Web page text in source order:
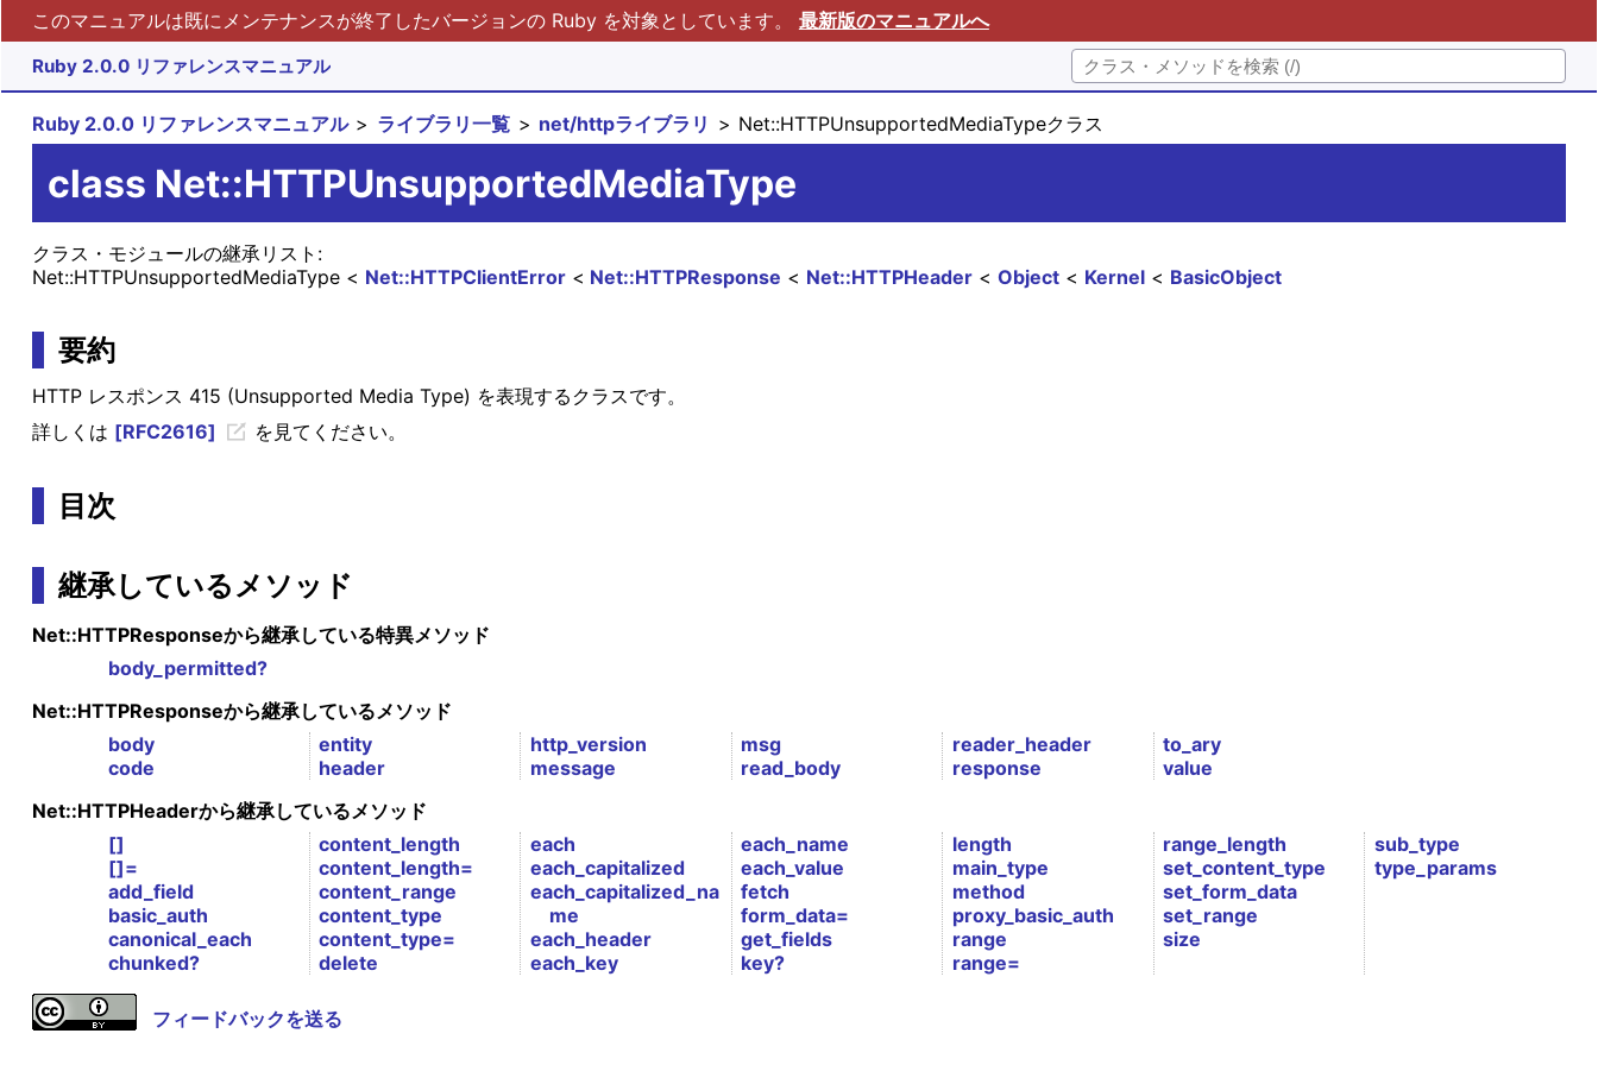
このマニュアルは既にメンテナンスが終了したバージョンの Ruby を対象としています。 最新版のマニュアルへ
Ruby 2.0.0 リファレンスマニュアル
Ruby 2.0.0 リファレンスマニュアル ライブラリ一覧 net/httpライブラリ Net::HTTPUnsupportedMediaTypeクラス
class Net::HTTPUnsupportedMediaType
クラス・モジュールの継承リスト:
BasicObject
Kernel
Object
Net::HTTPHeader
Net::HTTPResponse
Net::HTTPClientError
Net::HTTPUnsupportedMediaType
要約
HTTP レスポンス 415 (Unsupported Media Type) を表現するクラスです。
詳しくは [RFC2616] を見てください。
目次
継承しているメソッド
Net::HTTPResponseから継承している特異メソッド
body_permitted?
Net::HTTPResponseから継承しているメソッド
body
code
entity
header
http_version
message
msg
read_body
reader_header
response
to_ary
value
Net::HTTPHeaderから継承しているメソッド
[]
[]=
add_field
basic_auth
canonical_each
chunked?
content_length
content_length=
content_range
content_type
content_type=
delete
each
each_capitalized
each_capitalized_na
me
each_header
each_key
each_name
each_value
fetch
form_data=
get_fields
key?
length
main_type
method
proxy_basic_auth
range
range=
range_length
set_content_type
set_form_data
set_range
size
sub_type
type_params
フィードバックを送る